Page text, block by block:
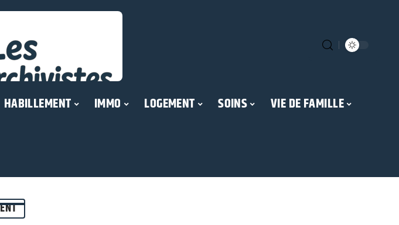
HABILLEMENT IMMO LOGEMENT SOINS
VIE DE FAMILLE